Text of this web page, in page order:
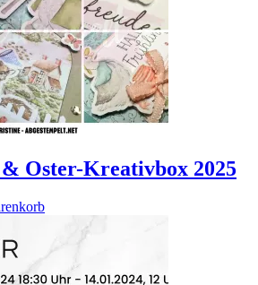
Oster-Kreativbox 2025